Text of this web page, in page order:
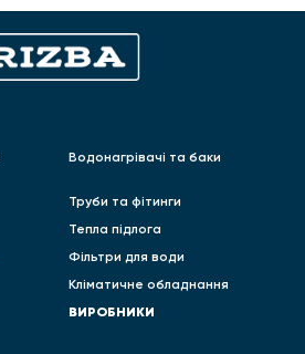
Водонагрівачі та баки
Труби та фітинги
Тепла підлога
Фільтри для води
Кліматичне обладнання
ВИРОБНИКИ